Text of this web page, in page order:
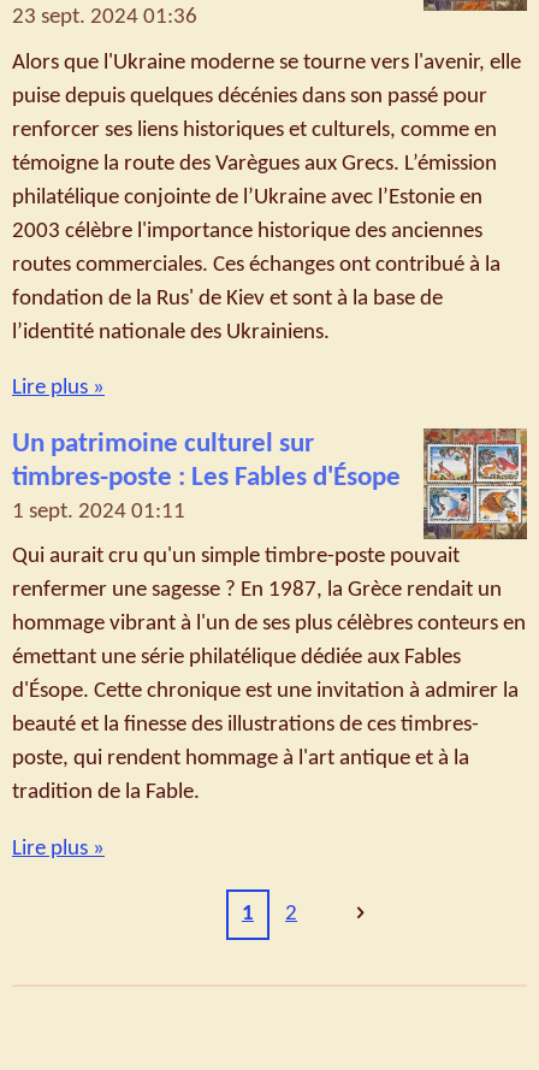
23 sept. 2024 01:36
Alors que l'Ukraine moderne se tourne vers l'avenir, elle
puise depuis quelques décénies dans son passé pour
renforcer ses liens historiques et culturels, comme en
témoigne la route des Varègues aux Grecs. L’émission
philatélique conjointe de l’Ukraine avec l’Estonie en
2003 célèbre l'importance historique des anciennes
routes commerciales. Ces échanges ont contribué à la
fondation de la Rus' de Kiev et sont à la base de
l’identité nationale des Ukrainiens.
Lire plus »
Un patrimoine culturel sur
timbres-poste : Les Fables d'Ésope
1 sept. 2024 01:11
Qui aurait cru qu'un simple timbre-poste pouvait
renfermer une sagesse ? En 1987, la Grèce rendait un
hommage vibrant à l'un de ses plus célèbres conteurs en
émettant une série philatélique dédiée aux Fables
d'Ésope. Cette chronique est une invitation à admirer la
beauté et la finesse des illustrations de ces timbres-
poste, qui rendent hommage à l'art antique et à la
tradition de la Fable.
Lire plus »
1 2